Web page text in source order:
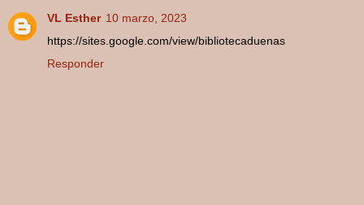
VL Esther 10 marzo, 2023
https://sites.google.com/view/bibliotecaduenas
Responder